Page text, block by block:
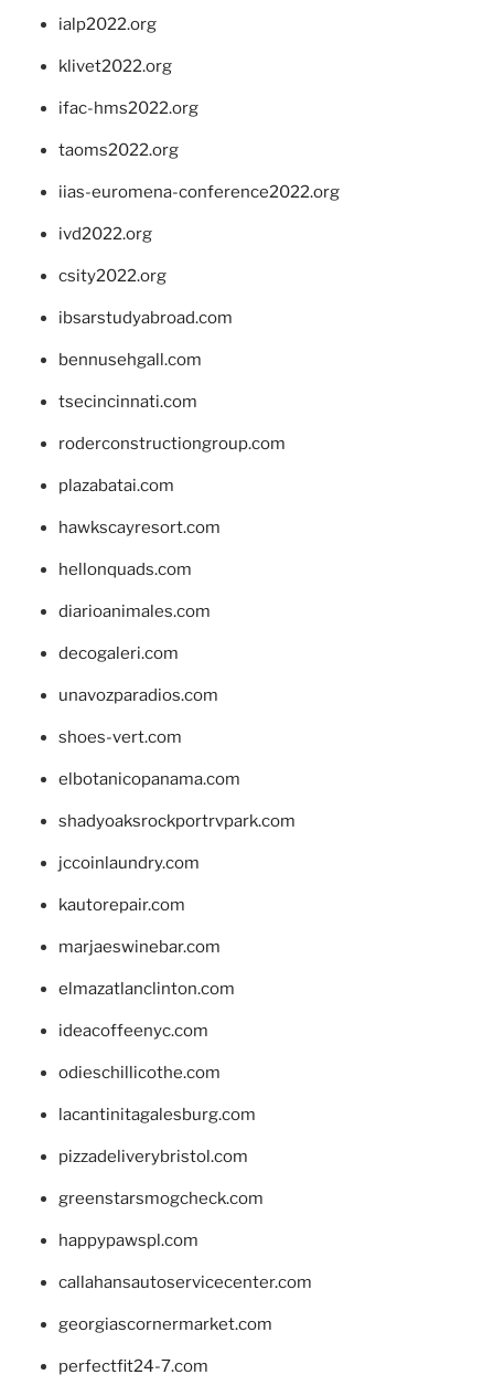
ialp2022.org
klivet2022.org
ifac-hms2022.org
taoms2022.org
iias-euromena-conference2022.org
ivd2022.org
csity2022.org
ibsarstudyabroad.com
bennusehgall.com
tsecincinnati.com
roderconstructiongroup.com
plazabatai.com
hawkscayresort.com
hellonquads.com
diarioanimales.com
decogaleri.com
unavozparadios.com
shoes-vert.com
elbotanicopanama.com
shadyoaksrockportrvpark.com
jccoinlaundry.com
kautorepair.com
marjaeswinebar.com
elmazatlanclinton.com
ideacoffeenyc.com
odieschillicothe.com
lacantinitagalesburg.com
pizzadeliverybristol.com
greenstarsmogcheck.com
happypawspl.com
callahansautoservicecenter.com
georgiascornermarket.com
perfectfit24-7.com